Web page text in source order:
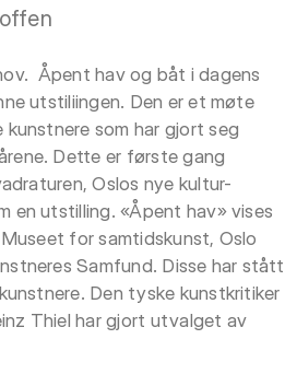
Åpent hav og båt i dagens
utstiliingen. Den er et møte
som har gjort seg
Dette er første gang
Oslos nye kultur-
en utstilling. «Åpent hav» vises
for samtidskunst, Oslo
Samfund. Disse har stått
Den tyske kunstkritiker
Thiel har gjort utvalget av